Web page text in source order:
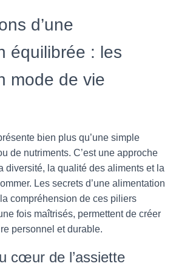
d’une
équilibrée : les
mode de vie
bien plus qu’une simple
de nutriments. C’est une approche
diversité, la qualité des aliments et la
Les secrets d’une alimentation
compréhension de ces piliers
fois maîtrisés, permettent de créer
personnel et durable.
cœur de l’assiette